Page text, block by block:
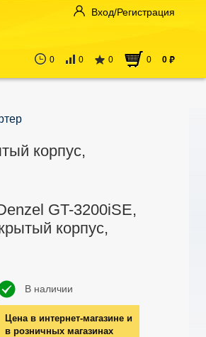
Вход/Регистрация
0 0 0 0 0 руб
корпус,
GT-3200iSE,
корпус,
В наличии
Цена в интернет-магазине и
в розничных магазинах